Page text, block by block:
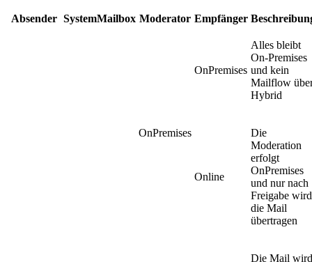
Absender SystemMailbox Moderator Empfänger
OnPremises
OnPremises
Alles bleibt
On-Premises
und kein
Mailflow
Hybrid
Online
Die
Moderation
erfolgt
OnPremises
und nur nach
Freigabe wird
die Mail
übertragen
Die Mail wird